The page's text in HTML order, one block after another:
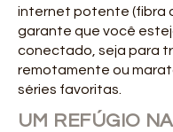
internet potente (fibra
garante que você
conectado, seja para
remotamente ou
séries favoritas.
UM REFÚGIO NA